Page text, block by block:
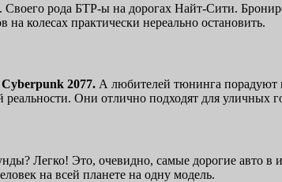
рода БТР-ы на дорогах Найт-Сити.
колесах практически нереально остановить.
Cyberpunk 2077. А любителей тюнинга порадуют
Они отлично подходят для уличных
Легко! Это, очевидно, самые дорогие авто
на всей планете на одну модель.